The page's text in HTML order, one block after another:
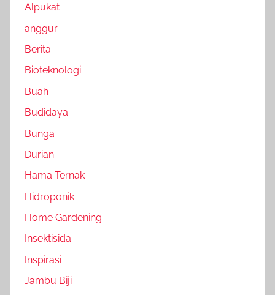
Alpukat
anggur
Berita
Bioteknologi
Buah
Budidaya
Bunga
Durian
Hama Ternak
Hidroponik
Home Gardening
Insektisida
Inspirasi
Jambu Biji